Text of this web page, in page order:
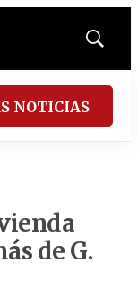
Mostrar
NOTICIAS
de G.